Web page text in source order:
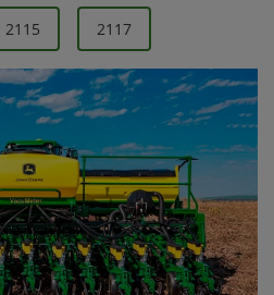
2115 2117